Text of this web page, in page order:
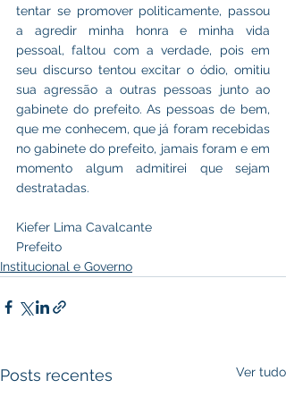
tentar se promover politicamente, passou
a agredir minha honra e minha vida
pessoal, faltou com a verdade, pois em
seu discurso tentou excitar o ódio, omitiu
sua agressão a outras pessoas junto ao
gabinete do prefeito. As pessoas de bem,
que me conhecem, que já foram recebidas
no gabinete do prefeito, jamais foram e em
momento algum admitirei que sejam
destratadas.
Kiefer Lima Cavalcante
Prefeito
Institucional e Governo
Posts recentes Ver tudo